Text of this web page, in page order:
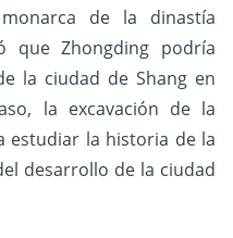
de la dinastía
que Zhongding podría
la ciudad de Shang en
la excavación de la
estudiar la historia de la
desarrollo de la ciudad